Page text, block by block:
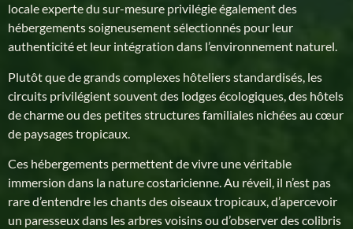
locale experte du sur-mesure privilégie également des
hébergements soigneusement sélectionnés pour leur
authenticité et leur intégration dans l’environnement naturel.
Plutôt que de grands complexes hôteliers standardisés, les
circuits privilégient souvent des lodges écologiques, des hôtels
de charme ou des petites structures familiales nichées au cœur
de paysages tropicaux.
Ces hébergements permettent de vivre une véritable
immersion dans la nature costaricienne. Au réveil, il n’est pas
rare d’entendre les chants des oiseaux tropicaux, d’apercevoir
un paresseux dans les arbres voisins ou d’observer des colibris